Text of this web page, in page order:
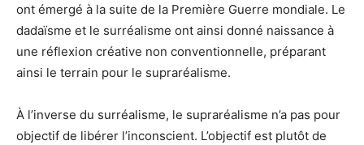
ont émergé à la suite de la Première Guerre mondiale. Le
dadaïsme et le surréalisme ont ainsi donné naissance à
une réflexion créative non conventionnelle, préparant
ainsi le terrain pour le supraréalisme.
À l’inverse du surréalisme, le supraréalisme n’a pas pour
objectif de libérer l’inconscient. L’objectif est plutôt de